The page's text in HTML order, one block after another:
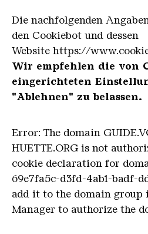
Die nachfolgenden
den Cookiebot und dessen
Website https://
Wir empfehlen die von
eingerichteten
"Ablehnen" zu belassen.
Error: The domain
HUETTE.ORG is not
cookie declaration for
69e7fa5c-d3fd-4ab1-badf-
add it to the domain group
Manager to authorize the